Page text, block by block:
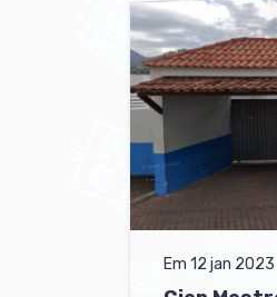
Em 12 jan 2023